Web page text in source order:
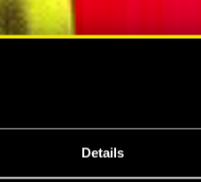
Details